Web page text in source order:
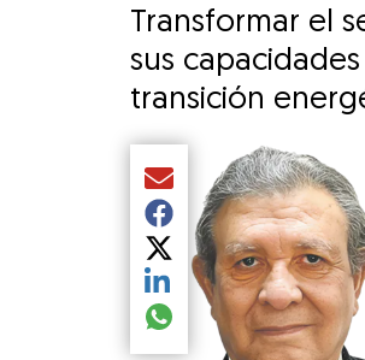
Transformar el
sus
transición
Compartir el artículo actual
Compartir el artículo
Compartir el artículo
Compartir el artículo actual
Compartir el artículo